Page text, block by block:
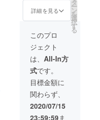
約から
の宿泊
可） ※
第三者
に譲渡
する場
入者の
メー
ル・名
前が受
付時に
必要で
ベルな
ど）で
宿泊は
※第三者
に譲渡
する場
合は購
入者の
メー
ル・名
前が受
グのリ
する」
旨をお
伝え下
さい。
（＊予
約サイ
ト（楽
天トラ
ベルな
ど
OTA）
予約が
必要で
す。 ＊
宿泊日
程が近
くても
空いて
いたら
団体予
約が可
能で
す。 ＊
予約は
必ず弊
で最終
決めさ
せて頂
きま
す。）
＊宿泊
券は第
三者へ
の譲渡
可能
（紹介
者の
メール
が必要
ンジし
たい方
におス
スメ！
＊この
金額以
上に役
に立つ
情報・
人脈お
伝えし
ます！
例えば
・ホス
詳細を見る
タ
ー
ン
を
選
択
す
る
このプロ
ジェクト
は、 All-In方
式です。
目標金額に
関わらず、
2020/07/15
23:59:59ま